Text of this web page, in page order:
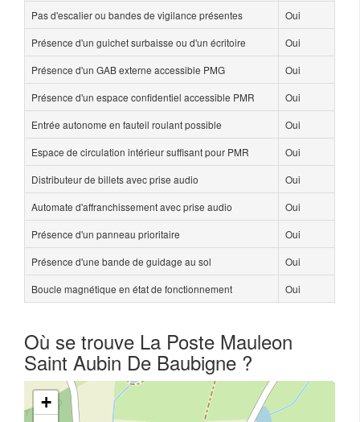
Pas d'escalier ou bandes de vigilance présentes
Oui
Présence d'un guichet surbaisse ou d'un écritoire
Oui
Présence d'un GAB externe accessible PMG
Oui
Présence d'un espace confidentiel accessible PMR
Oui
Entrée autonome en fauteil roulant possible
Oui
Espace de circulation intérieur suffisant pour PMR
Oui
Distributeur de billets avec prise audio
Oui
Automate d'affranchissement avec prise audio
Oui
Présence d'un panneau prioritaire
Oui
Présence d'une bande de guidage au sol
Oui
Boucle magnétique en état de fonctionnement
Oui
Où se trouve La Poste Mauleon
Saint Aubin De Baubigne ?
+